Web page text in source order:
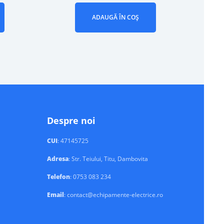
ADAUGĂ ÎN COȘ
Despre noi
CUI: 47145725
Adresa: Str. Teiului, Titu, Dambovita
Telefon: 0753 083 234
Email: contact@echipamente-electrice.ro